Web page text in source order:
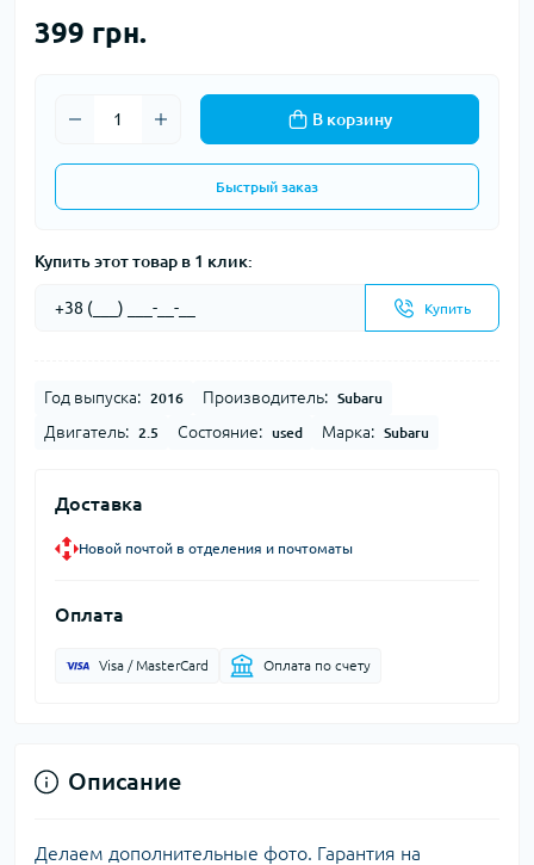
399 грн.
В корзину
Быстрый заказ
Купить этот товар в 1 клик:
Купить
Год выпуска: 2016 Производитель: Subaru
Двигатель: 2.5 Состояние: used Марка: Subaru
Доставка
Новой почтой в отделения и почтоматы
Оплата
Visa / MasterCard Оплата по счету
Описание
Делаем дополнительные фото. Гарантия на